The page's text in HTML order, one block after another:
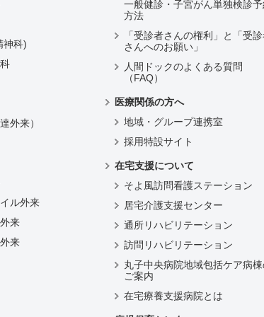
神科)
外来）
ル外来
来
来
一般健診・子宮がん単独検診予
方法
「受診者さんの権利」と「受
さんへのお願い」
人間ドックのよくある質問
（FAQ）
医療関係の方へ
地域・グループ連携室
採用特設サイト
在宅支援について
そよ風訪問看護ステーション
居宅介護支援センター
通所リハビリテーション
訪問リハビリテーション
丸子中央病院地域包括ケア病
ご案内
在宅療養支援病院とは